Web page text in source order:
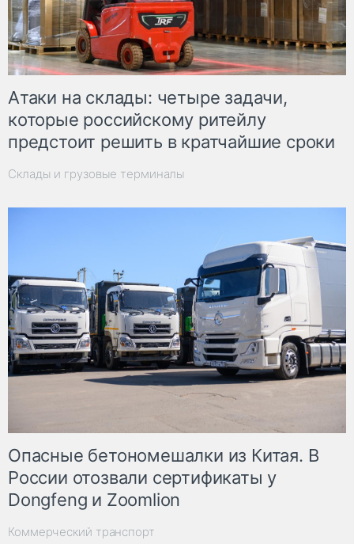
Атаки на склады: четыре задачи,
которые российскому ритейлу
предстоит решить в кратчайшие сроки
Склады и грузовые терминалы
Опасные бетономешалки из Китая. В
России отозвали сертификаты у
Dongfeng и Zoomlion
Коммерческий транспорт